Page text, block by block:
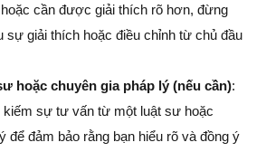
cần được giải thích rõ hơn, đừng
sự giải thích hoặc điều chỉnh từ chủ đầu
hoặc chuyên gia pháp lý (nếu cần):
kiếm sự tư vấn từ một luật sư hoặc
để đảm bảo rằng bạn hiểu rõ và đồng ý